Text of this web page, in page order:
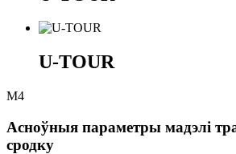
U-TOUR
M4
Асноўныя параметры мадэлі
сродку